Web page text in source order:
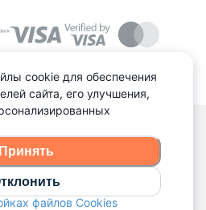
куки
материалов допускается
cookie для обеспечения
сайта, его улучшения,
Принять
файлов Cookies